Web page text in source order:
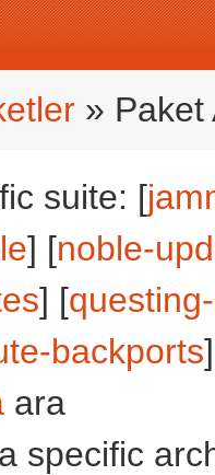
» Paket
suite: [
] [noble-
] [
backports
ara
specific